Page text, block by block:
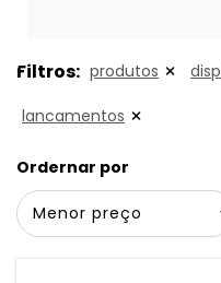
Filtros: produtos
lancamentos
Ordernar por